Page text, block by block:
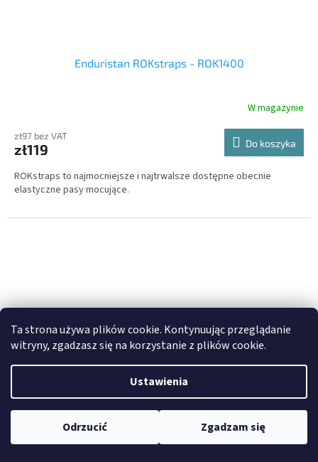
Ta strona używa plików cookie. Kontynuując przeglądanie
witryny, zgadzasz się na korzystanie z plików cookie.
Ustawienia
Odrzucić Zgadzam się
Enduristan ROKstraps - ROK1400
W magazynie
zł97 bez VAT
zł119 Do koszyka
ROKstraps to najmocniejsze i najtrwalsze dostępne obecnie
elastyczne pasy mocujące.
G
R
GRATIS